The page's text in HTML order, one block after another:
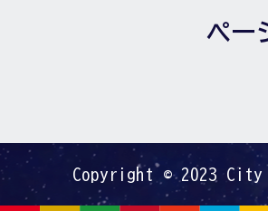
ペー
Copyright © 2023